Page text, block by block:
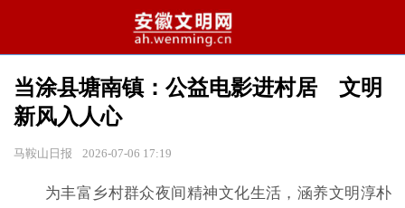
当涂县塘南镇：公益电影进村居 文明
新风入人心
马鞍山日报 2026-07-06 17:19
为丰富乡村群众夜间精神文化生活，涵养文明淳朴